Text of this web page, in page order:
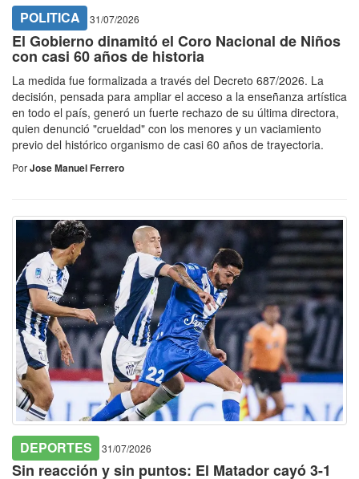
POLITICA 31/07/2026
El Gobierno dinamitó el Coro Nacional de Niños
con casi 60 años de historia
La medida fue formalizada a través del Decreto 687/2026. La
decisión, pensada para ampliar el acceso a la enseñanza artística
en todo el país, generó un fuerte rechazo de su última directora,
quien denunció "crueldad" con los menores y un vaciamiento
previo del histórico organismo de casi 60 años de trayectoria.
PorJose Manuel Ferrero
DEPORTES 31/07/2026
Sin reacción y sin puntos: El Matador cayó 3-1